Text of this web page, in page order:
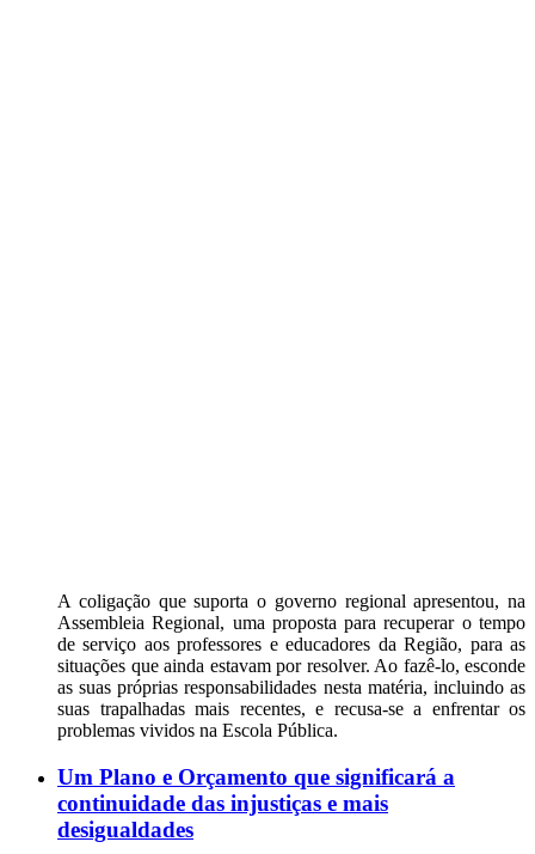
A coligação que suporta o governo regional apresentou, na
Assembleia Regional, uma proposta para recuperar o tempo
de serviço aos professores e educadores da Região, para as
situações que ainda estavam por resolver. Ao fazê-lo, esconde
as suas próprias responsabilidades nesta matéria, incluindo as
suas trapalhadas mais recentes, e recusa-se a enfrentar os
problemas vividos na Escola Pública.
Um Plano e Orçamento que significará a
continuidade das injustiças e mais
desigualdades